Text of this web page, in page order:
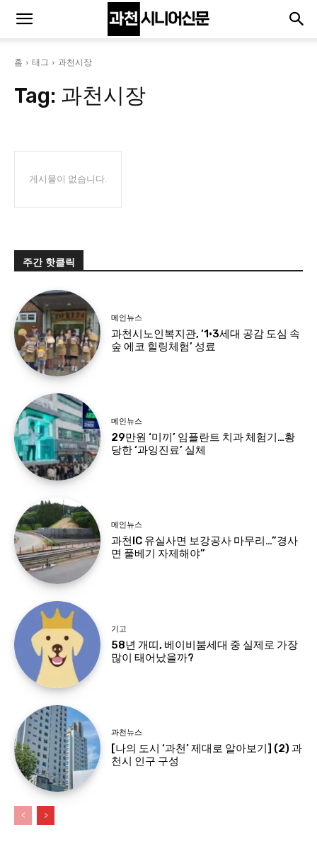
홈 태그 과천시장
Tag: 과천시장
게시물이 없습니다.
주간 핫클릭
메인뉴스
과천시노인복지관, ‘1·3세대 공감 도심 속
숲 에코 힐링체험’ 성료
메인뉴스
29만원 ‘미끼’ 임플란트 치과 체험기…황
당한 ‘과잉진료’ 실체
메인뉴스
과천IC 유실사면 보강공사 마무리…”경사
면 풀베기 자제해야”
기고
58년 개띠, 베이비붐세대 중 실제로 가장
많이 태어났을까?
과천뉴스
[나의 도시 ‘과천’ 제대로 알아보기] (2) 과
천시 인구 구성